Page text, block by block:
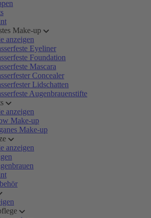
Make-up
anzeigen
Eyeliner
Foundation
Mascara
Concealer
Lidschatten
Augenbrauenstifte
anzeigen
Make-up
Make-up
anzeigen